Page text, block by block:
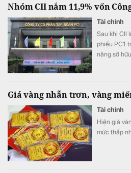
Nhóm CII nắm 11,9% vốn
Tài chính
Sau khi CII
phiếu PC1
nâng sở
Giá vàng nhẫn trơn, vàng
Tài chính
Hiện giá
mức thấp